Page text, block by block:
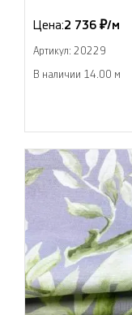
Цена:2 736 ₽/м
Артикул: 20229
В наличии 14.00 м